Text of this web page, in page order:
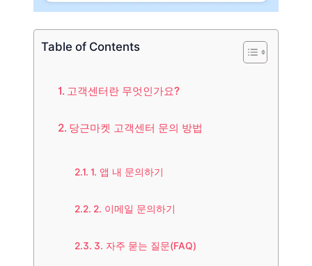
Table of Contents
고객센터란 무엇인가요?
당근마켓 고객센터 문의 방법
1. 앱 내 문의하기
2. 이메일 문의하기
3. 자주 묻는 질문(FAQ)